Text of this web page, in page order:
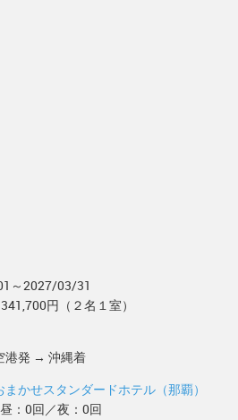
～2027/03/31
円（２名１室）
港発 → 沖縄着
かせスタンダードホテル（那覇）
：0回／夜：0回